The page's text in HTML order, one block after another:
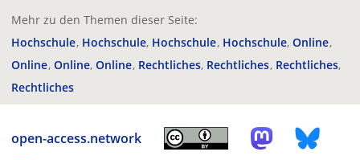
Mehr zu den Themen dieser Seite:
Hochschule Hochschule Hochschule Hochschule Online
Online Online Online Rechtliches Rechtliches Rechtliches
Rechtliches
open-access.network